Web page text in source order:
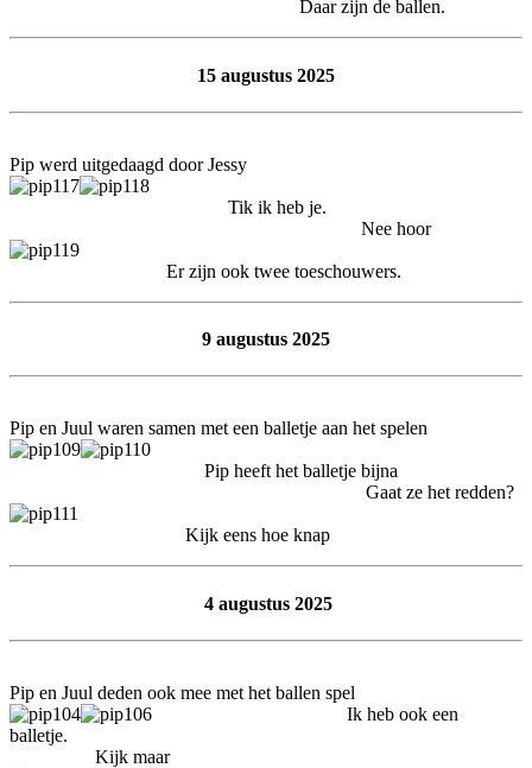
Daar zijn de ballen.
15 augustus 2025
Pip werd uitgedaagd door Jessy
Tik ik heb je.
Nee hoor
Er zijn ook twee toeschouwers.
9 augustus 2025
Pip en Juul waren samen met een balletje aan het spelen
Pip heeft het balletje bijna
Gaat ze het redden?
Kijk eens hoe knap
4 augustus 2025
Pip en Juul deden ook mee met het ballen spel
Ik heb ook een
balletje.
Kijk maar